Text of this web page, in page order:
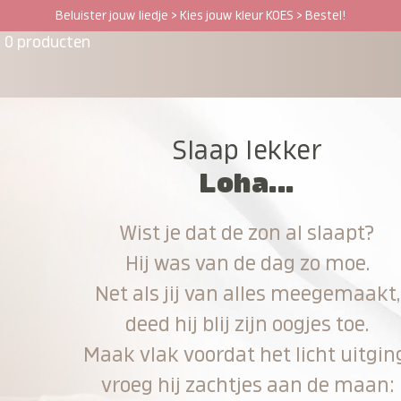
Beluister jouw liedje > Kies jouw kleur KOES > Bestel!
0 producten
Slaap lekker
Loha...
Wist je dat de zon al slaapt?
Hij was van de dag zo moe.
Net als jij van alles meegemaakt,
deed hij blij zijn oogjes toe.
Maak vlak voordat het licht
vroeg hij zachtjes aan de maan: